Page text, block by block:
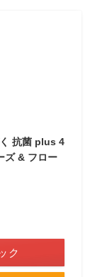
抗菌 plus 4
ズ & フロー
ク